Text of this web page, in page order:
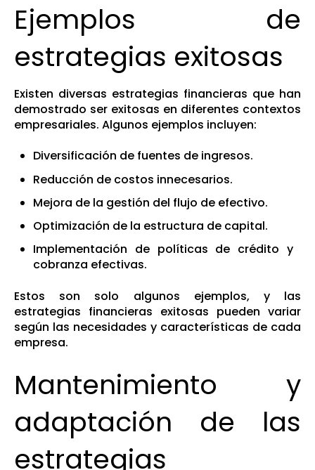
Ejemplos de
estrategias exitosas
Existen diversas estrategias financieras que han
demostrado ser exitosas en diferentes contextos
empresariales. Algunos ejemplos incluyen:
Diversificación de fuentes de ingresos.
Reducción de costos innecesarios.
Mejora de la gestión del flujo de efectivo.
Optimización de la estructura de capital.
Implementación de políticas de crédito y
cobranza efectivas.
Estos son solo algunos ejemplos, y las
estrategias financieras exitosas pueden variar
según las necesidades y características de cada
empresa.
Mantenimiento y
adaptación de las
estrategias